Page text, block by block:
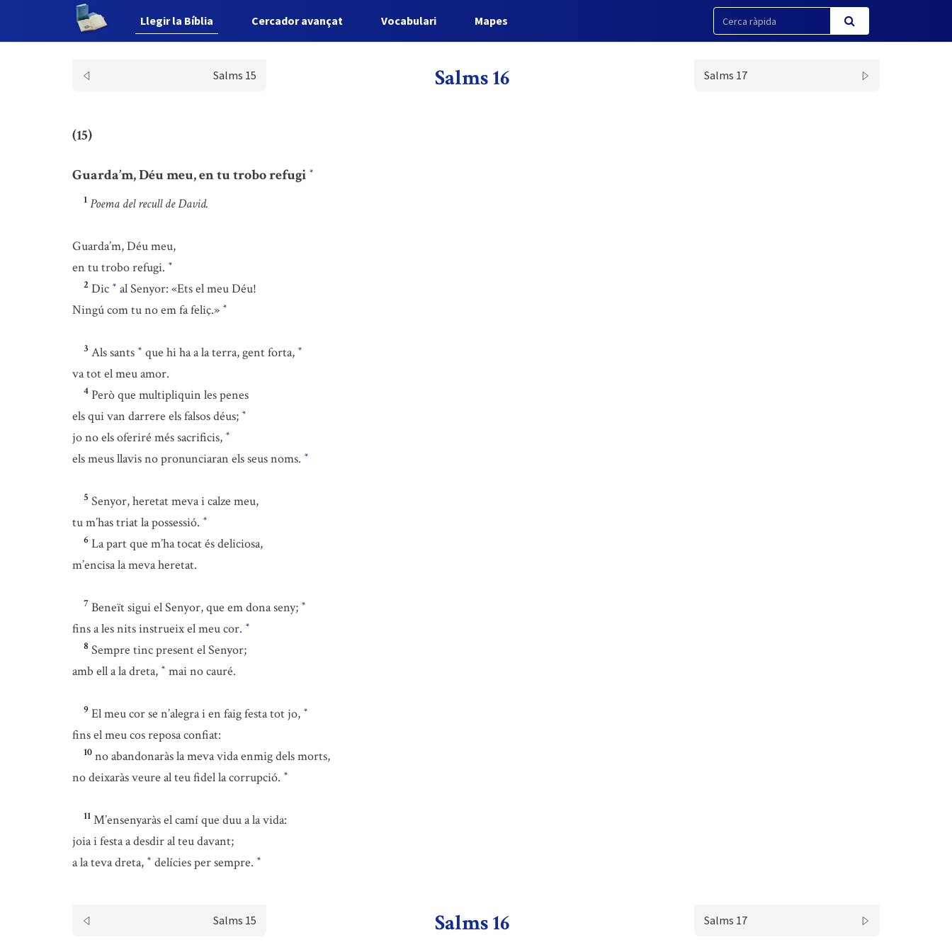
Llegir la Bíblia Cercador avançat Vocabulari Mapes
Salms 15 Salms 16 Salms 17
(15)
Guarda’m, Déu meu, en tu trobo refugi *
1 Poema del recull de David.
Guarda’m, Déu meu,
en tu trobo refugi. *
2 Dic * al Senyor: «Ets el meu Déu!
Ningú com tu no em fa feliç.» *
3 Als sants * que hi ha a la terra, gent forta, *
va tot el meu amor.
4 Però que multipliquin les penes
els qui van darrere els falsos déus; *
jo no els oferiré més sacrificis, *
els meus llavis no pronunciaran els seus noms. *
5 Senyor, heretat meva i calze meu,
tu m’has triat la possessió. *
6 La part que m’ha tocat és deliciosa,
m’encisa la meva heretat.
7 Beneït sigui el Senyor, que em dona seny; *
fins a les nits instrueix el meu cor. *
8 Sempre tinc present el Senyor;
amb ell a la dreta, * mai no cauré.
9 El meu cor se n’alegra i en faig festa tot jo, *
fins el meu cos reposa confiat:
10 no abandonaràs la meva vida enmig dels morts,
no deixaràs veure al teu fidel la corrupció. *
11 M’ensenyaràs el camí que duu a la vida:
joia i festa a desdir al teu davant;
a la teva dreta, * delícies per sempre. *
Salms 15 Salms 16 Salms 17